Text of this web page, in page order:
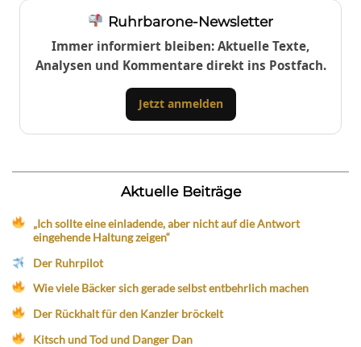
Ruhrbarone-Newsletter
Immer informiert bleiben: Aktuelle Texte,
Analysen und Kommentare direkt ins Postfach.
Jetzt anmelden
Aktuelle Beiträge
„Ich sollte eine einladende, aber nicht auf die Antwort
eingehende Haltung zeigen“
Der Ruhrpilot
Wie viele Bäcker sich gerade selbst entbehrlich machen
Der Rückhalt für den Kanzler bröckelt
Kitsch und Tod und Danger Dan